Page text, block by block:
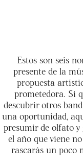
Estos son seis
presente de la
propuesta
prometedora. Si
descubrir otros
una oportunidad,
presumir de olfato y
el año que viene
rascarás un poco